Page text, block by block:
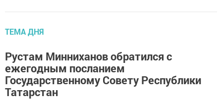
ТЕМА ДНЯ
Рустам Минниханов обратился с
ежегодным посланием
Государственному Совету Республики
Татарстан